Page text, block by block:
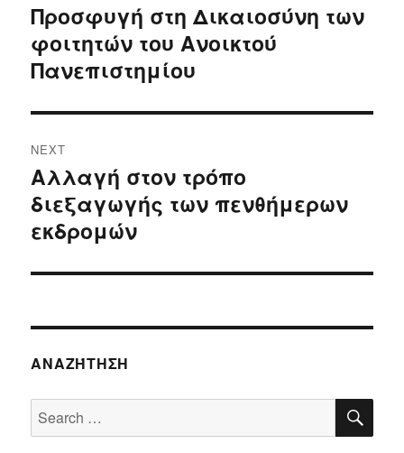
navigation
Previous
post:
Προσφυγή στη Δικαιοσύνη των
φοιτητών του Ανοικτού
Πανεπιστημίου
NEXT
Next
post:
Αλλαγή στον τρόπο
διεξαγωγής των πενθήμερων
εκδρομών
ΑΝΑΖΉΤΗΣΗ
Search
for: